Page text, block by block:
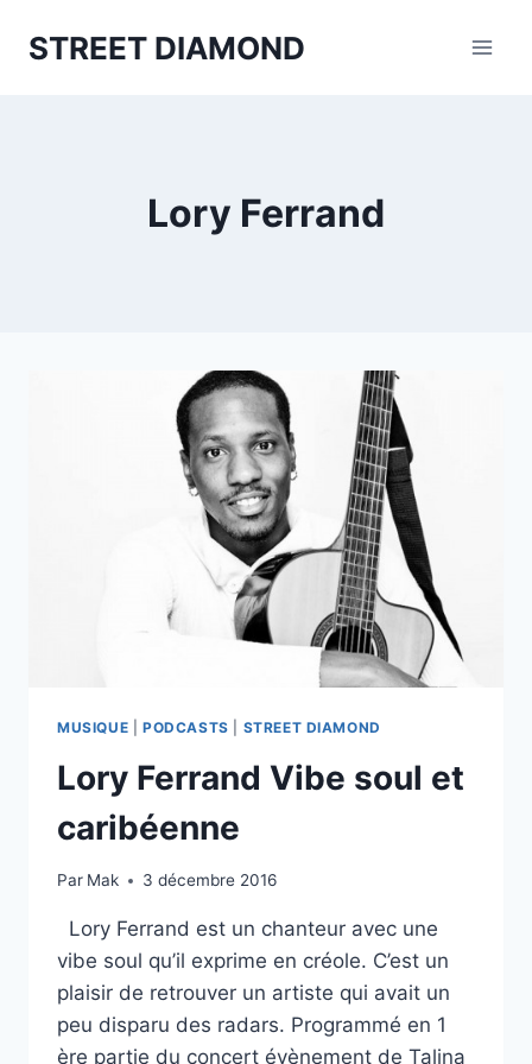
STREET DIAMOND
Lory Ferrand
MUSIQUE PODCASTS STREET DIAMOND
Lory Ferrand Vibe soul et
caribéenne
Par Mak 3 décembre 2016
Lory Ferrand est un chanteur avec une
vibe soul qu’il exprime en créole. C’est un
plaisir de retrouver un artiste qui avait un
peu disparu des radars. Programmé en 1
ère partie du concert évènement de Talina